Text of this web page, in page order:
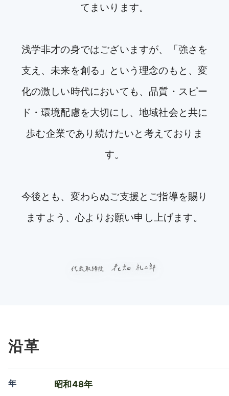
てまいります。
浅学非才の身ではございますが、「強さを
支え、未来を創る」という理念のもと、変
化の激しい時代においても、品質・スピー
ド・環境配慮を大切にし、地域社会と共に
歩む企業であり続けたいと考えておりま
す。
今後とも、変わらぬご支援とご指導を賜り
ますよう、心よりお願い申し上げます。
沿革
年
昭和48年